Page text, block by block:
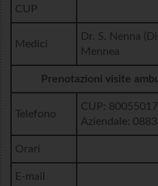
CUP
Medici
Dr. S. Nenna
Mennea
Prenotazioni visite
Telefono
CUP:
Aziendale:
Orari
E-mail